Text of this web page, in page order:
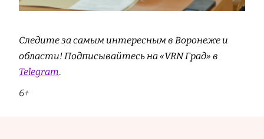
Следите за самым интересным в Воронеже и
области! Подписывайтесь на «VRN Град» в
Telegram.
6+